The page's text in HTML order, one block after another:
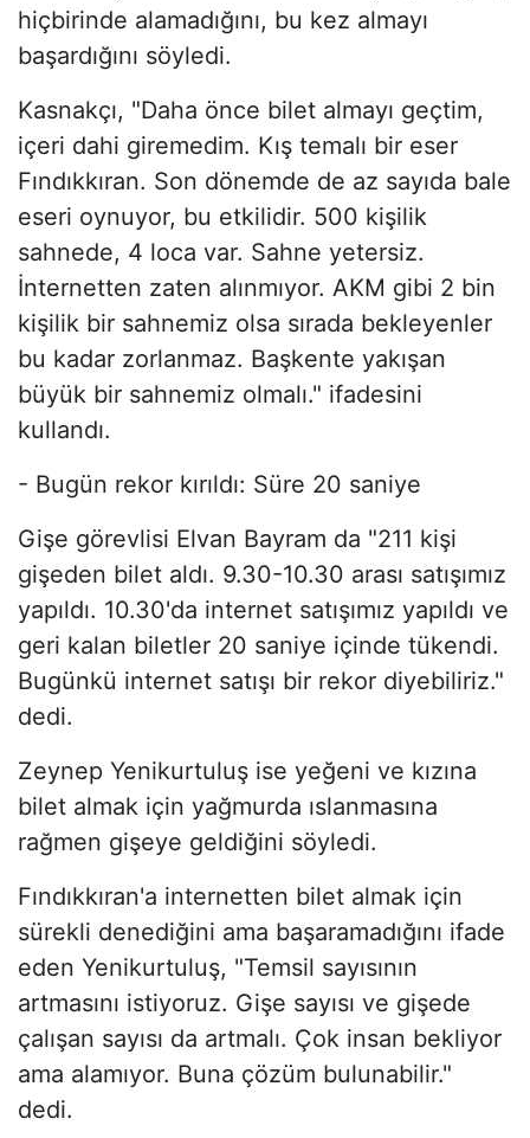
hiçbirinde alamadığını, bu kez almayı
başardığını söyledi.
Kasnakçı, "Daha önce bilet almayı geçtim,
içeri dahi giremedim. Kış temalı bir eser
Fındıkkıran. Son dönemde de az sayıda bale
eseri oynuyor, bu etkilidir. 500 kişilik
sahnede, 4 loca var. Sahne yetersiz.
İnternetten zaten alınmıyor. AKM gibi 2 bin
kişilik bir sahnemiz olsa sırada bekleyenler
bu kadar zorlanmaz. Başkente yakışan
büyük bir sahnemiz olmalı." ifadesini
kullandı.
- Bugün rekor kırıldı: Süre 20 saniye
Gişe görevlisi Elvan Bayram da "211 kişi
gişeden bilet aldı. 9.30-10.30 arası satışımız
yapıldı. 10.30'da internet satışımız yapıldı ve
geri kalan biletler 20 saniye içinde tükendi.
Bugünkü internet satışı bir rekor diyebiliriz."
dedi.
Zeynep Yenikurtuluş ise yeğeni ve kızına
bilet almak için yağmurda ıslanmasına
rağmen gişeye geldiğini söyledi.
Fındıkkıran'a internetten bilet almak için
sürekli denediğini ama başaramadığını ifade
eden Yenikurtuluş, "Temsil sayısının
artmasını istiyoruz. Gişe sayısı ve gişede
çalışan sayısı da artmalı. Çok insan bekliyor
ama alamıyor. Buna çözüm bulunabilir."
dedi.